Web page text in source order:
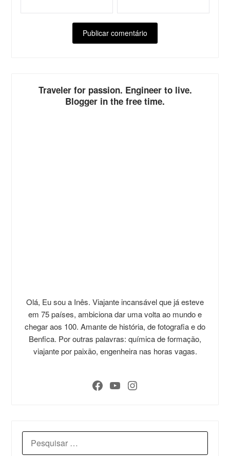
Traveler for passion. Engineer to live.
Blogger in the free time.
Olá, Eu sou a Inês. Viajante incansável que já esteve
em 75 países, ambiciona dar uma volta ao mundo e
chegar aos 100. Amante de história, de fotografia e do
Benfica. Por outras palavras: química de formação,
viajante por paixão, engenheira nas horas vagas.